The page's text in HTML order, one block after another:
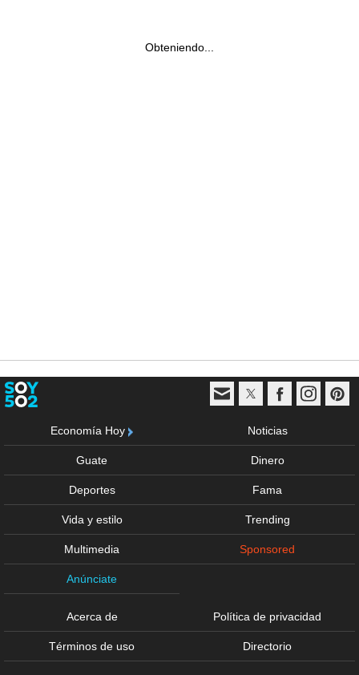
Obteniendo...
Economía Hoy Noticias
Guate Dinero
Deportes Fama
Vida y estilo Trending
Multimedia Sponsored
Anúnciate
Acerca de Política de privacidad
Términos de uso Directorio